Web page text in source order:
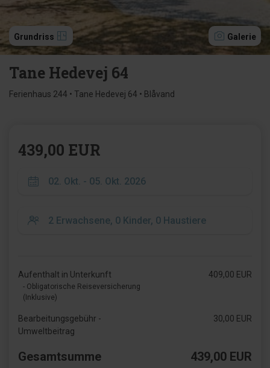
Grundriss Galerie
Tane Hedevej 64
Ferienhaus 244 • Tane Hedevej 64 • Blåvand
439,00 EUR
Aufenthalt in Unterkunft
- Obligatorische Reiseversicherung
(Inklusive)
409,00 EUR
Bearbeitungsgebühr -
Umweltbeitrag
30,00 EUR
Gesamtsumme 439,00 EUR